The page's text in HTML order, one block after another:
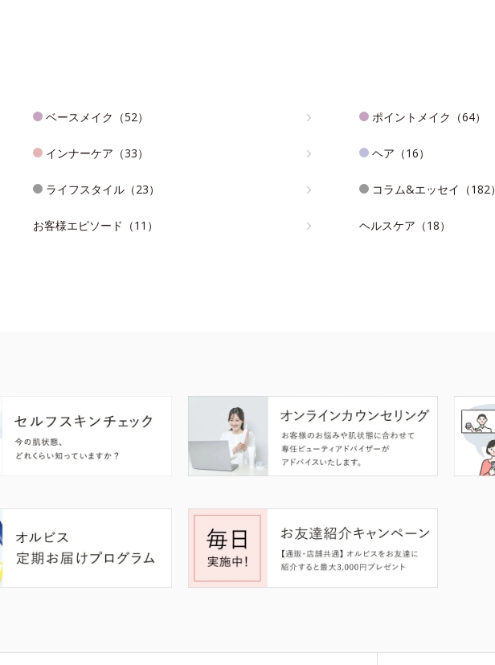
ベースメイク（52） ポイントメイク（64）
インナーケア（33） ヘア（16）
ライフスタイル（23） コラム&エッセイ（182）
お客様エピソード（11） ヘルスケア（18）